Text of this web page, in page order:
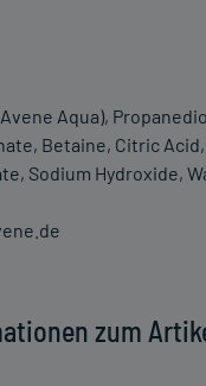
Aqua),
Betaine, Citric
Sodium Hydroxide,
zum